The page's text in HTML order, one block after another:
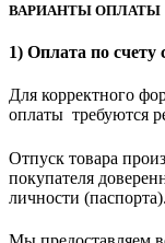
ВАРИАНТЫ ОПЛАТЫ
1) Оплата по
Для корректного
оплаты требуются
Отпуск товара
покупателя
личности (паспорта).